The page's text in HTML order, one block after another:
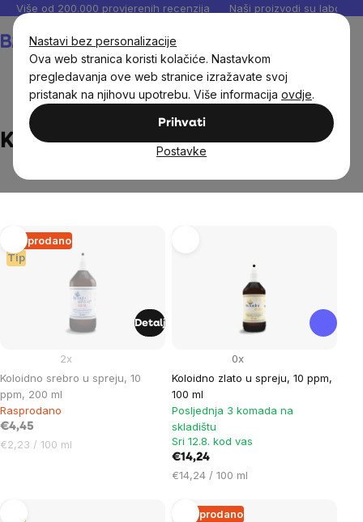
Nastavi bez personalizacije
Ova web stranica koristi kolačiće. Nastavkom
pregledavanja ove web stranice izražavate svoj
pristanak na njihovu upotrebu. Više informacija ovdje.
Prihvati
Postavke
Preskoči
sadržaj
Više od 200.000 provjerenih recenzija Naši proizvodi su
Koloidní stříbro s.r.o.
Koloidní stříbro s.r.o.
List
of
products
Tip
Rasprodano
Koloidno srebro u spreju, 10
ppm, 200 ml
2x
Rasprodano
€4,45
Cijena
€2,23 / 100 ml
Detalj
Koloidno zlato u spreju, 10 ppm,
100 ml
0x
Posljednja 3 komada na
skladištu
Sri 12.8. kod vas
€14,24
Cijena
€14,24 / 100 ml
Rasprodano